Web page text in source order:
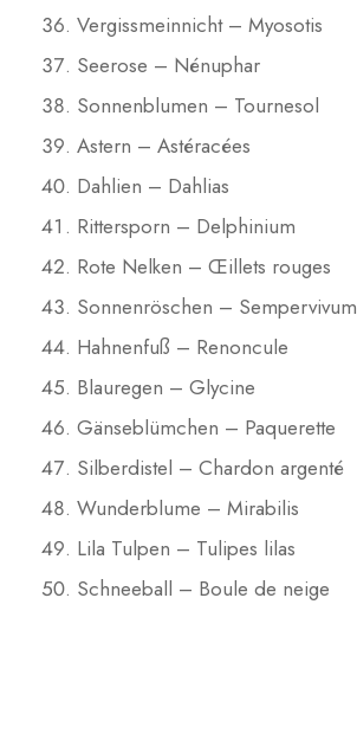
Vergissmeinnicht – Myosotis
Seerose – Nénuphar
Sonnenblumen – Tournesol
Astern – Astéracées
Dahlien – Dahlias
Rittersporn – Delphinium
Rote Nelken – Œillets rouges
Sonnenröschen – Sempervivum
Hahnenfuß – Renoncule
Blauregen – Glycine
Gänseblümchen – Paquerette
Silberdistel – Chardon argenté
Wunderblume – Mirabilis
Lila Tulpen – Tulipes lilas
Schneeball – Boule de neige